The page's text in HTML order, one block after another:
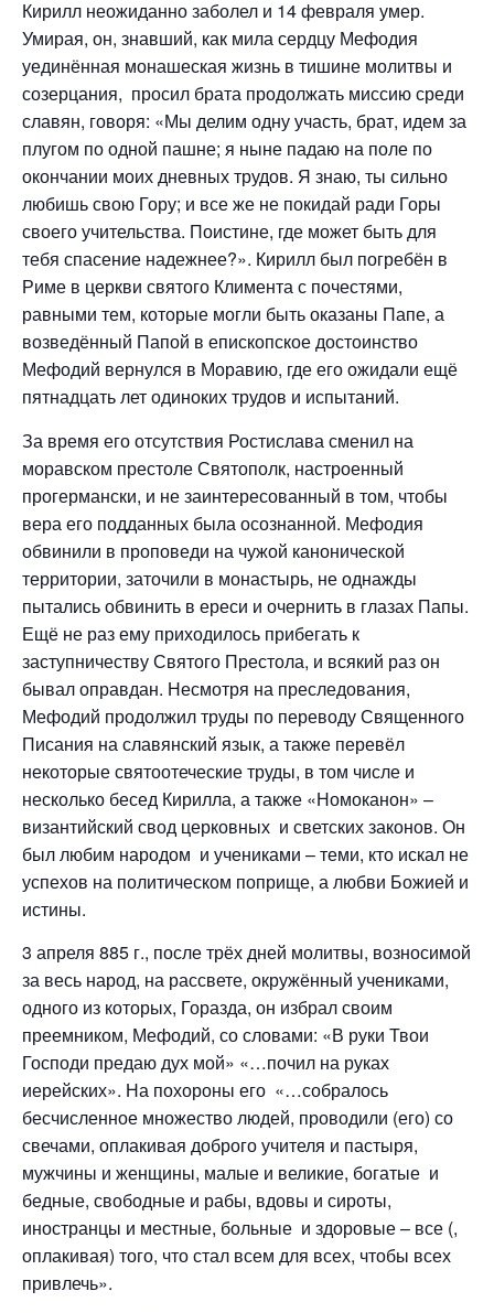
Кирилл неожиданно заболел и 14 февраля умер.
Умирая, он, знавший, как мила сердцу Мефодия
уединённая монашеская жизнь в тишине молитвы и
созерцания, просил брата продолжать миссию среди
славян, говоря: «Мы делим одну участь, брат, идем за
плугом по одной пашне; я ныне падаю на поле по
окончании моих дневных трудов. Я знаю, ты сильно
любишь свою Гору; и все же не покидай ради Горы
своего учительства. Поистине, где может быть для
тебя спасение надежнее?». Кирилл был погребён в
Риме в церкви святого Климента с почестями,
равными тем, которые могли быть оказаны Папе, а
возведённый Папой в епископское достоинство
Мефодий вернулся в Моравию, где его ожидали ещё
пятнадцать лет одиноких трудов и испытаний.
За время его отсутствия Ростислава сменил на
моравском престоле Святополк, настроенный
прогермански, и не заинтересованный в том, чтобы
вера его подданных была осознанной. Мефодия
обвинили в проповеди на чужой канонической
территории, заточили в монастырь, не однажды
пытались обвинить в ереси и очернить в глазах Папы.
Ещё не раз ему приходилось прибегать к
заступничеству Святого Престола, и всякий раз он
бывал оправдан. Несмотря на преследования,
Мефодий продолжил труды по переводу Священного
Писания на славянский язык, а также перевёл
некоторые святоотеческие труды, в том числе и
несколько бесед Кирилла, а также «Номоканон» –
византийский свод церковных и светских законов. Он
был любим народом и учениками – теми, кто искал не
успехов на политическом поприще, а любви Божией и
истины.
3 апреля 885 г., после трёх дней молитвы, возносимой
за весь народ, на рассвете, окружённый учениками,
одного из которых, Горазда, он избрал своим
преемником, Мефодий, со словами: «В руки Твои
Господи предаю дух мой» «…почил на руках
иерейских». На похороны его «…собралось
бесчисленное множество людей, проводили (его) со
свечами, оплакивая доброго учителя и пастыря,
мужчины и женщины, малые и великие, богатые и
бедные, свободные и рабы, вдовы и сироты,
иностранцы и местные, больные и здоровые – все (,
оплакивая) того, что стал всем для всех, чтобы всех
привлечь».